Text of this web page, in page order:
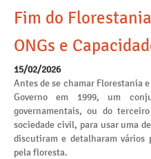
Fim do
ONGs e
15/02/2026
Antes de se chamar Florestania
Governo em 1999, um
governamentais, ou do
sociedade civil, para usar uma
discutiram e detalharam vários
pela floresta.